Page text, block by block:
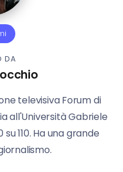
DA
televisiva Forum di
all'Università Gabriele
su 110. Ha una grande